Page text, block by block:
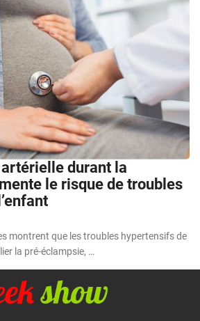
artérielle durant la
le risque de troubles
montrent que les troubles hypertensifs de
la pré-éclampsie, …